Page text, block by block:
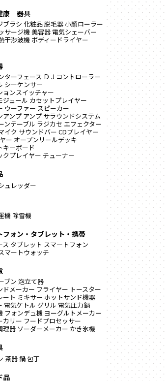
康 器具
ブラシ 化粧品脱毛器小顔ローラー
サージ機美容器 電気シェーバー
干渉波機 ボディードライヤー
ターフェース ＤＪコントローラー
シーケンサー
ョンスイッチャー
ジュール カセットプレイヤー
ウーファー スピーカー
アンプ アンプ サラウンドシステム
ンテーブル ラジカセ エフェクター
イク サウンドバー CDプレイヤー
ー オープンリールデッキ
キーボード
クプレイヤー チューナー
ュレッダー
機 除雪機
フォン・タブレット・携帯
ス タブレット スマートフォン
マートウォッチ
ブン 泡立て器
ドメーカー フライヤー トースター
ート ミキサー ホットサンド機器
電気ケトル グリル 電気圧力鍋
フォンデュ機 ヨーグルトメーカー
カリー フードプロセッサー
理器 ソーダ―メーカー かき氷機
茶器鍋包丁
品